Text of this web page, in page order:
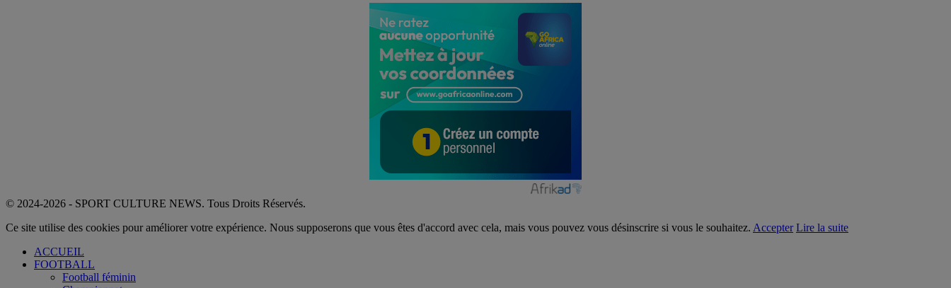
© 2024-2026 - SPORT CULTURE NEWS. Tous Droits Réservés.
Ce site utilise des cookies pour améliorer votre expérience. Nous supposerons que vous êtes d'accord avec cela, mais vous pouvez vous désinscrire si vous le souhaitez. Accepter Lire la suite
ACCUEIL
FOOTBALL
Football féminin